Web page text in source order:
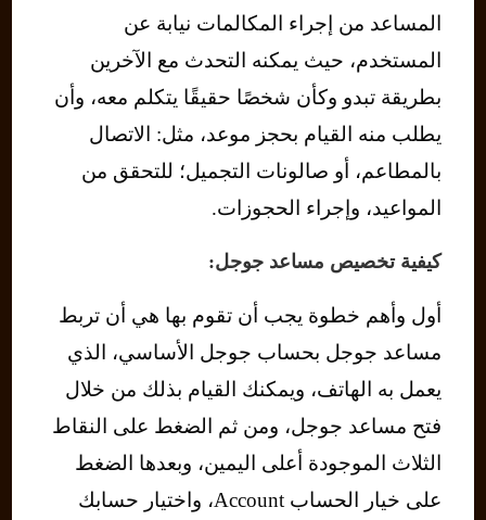
المساعد من إجراء المكالمات نيابة عن
المستخدم، حيث يمكنه التحدث مع الآخرين
بطريقة تبدو وكأن شخصًا حقيقًا يتكلم معه، وأن
يطلب منه القيام بحجز موعد، مثل: الاتصال
بالمطاعم، أو صالونات التجميل؛ للتحقق من
المواعيد، وإجراء الحجوزات.
كيفية تخصيص مساعد جوجل:
أول وأهم خطوة يجب أن تقوم بها هي أن تربط
مساعد جوجل بحساب جوجل الأساسي، الذي
يعمل به الهاتف، ويمكنك القيام بذلك من خلال
فتح مساعد جوجل، ومن ثم الضغط على النقاط
الثلاث الموجودة أعلى اليمين، وبعدها الضغط
على خيار الحساب Account، واختيار حسابك